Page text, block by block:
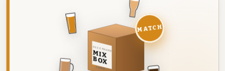
DEZE MAAND
MIX
BOX
8 BIEREN
MATCH